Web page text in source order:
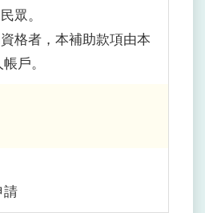
眾。
格者，本補助款項由本
戶。
請